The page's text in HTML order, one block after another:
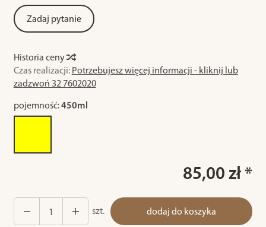
Zadaj pytanie
Historia ceny
Czas realizacji: Potrzebujesz więcej informacji - kliknij lub
zadzwoń 32 7602020
pojemność:450ml
85,00 zł *
szt. dodaj do koszyka